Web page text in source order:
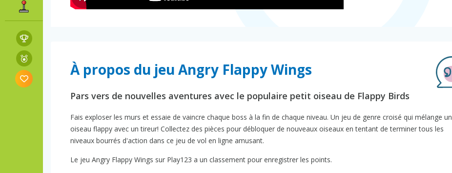
À propos du jeu Angry Flappy Wings
Pars vers de nouvelles aventures avec le populaire petit oiseau de Flappy Birds
Fais exploser les murs et essaie de vaincre chaque boss à la fin de chaque niveau. Un jeu de genre croisé qui mélange un
oiseau flappy avec un tireur! Collectez des pièces pour débloquer de nouveaux oiseaux en tentant de terminer tous les
niveaux bourrés d'action dans ce jeu de vol en ligne amusant.
Le jeu Angry Flappy Wings sur Play123 a un classement pour enregistrer les points.